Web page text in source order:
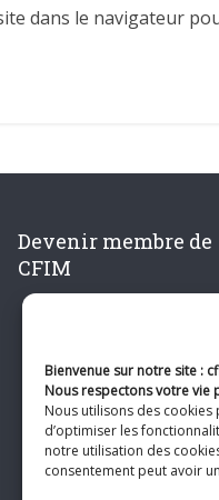
Bienvenue sur notre site :
Nous respectons votre vie
Nous utilisons des
d’optimiser les
notre utilisation des
consentement peut avoir
dans le navigateur
Devenir membre de
CFIM